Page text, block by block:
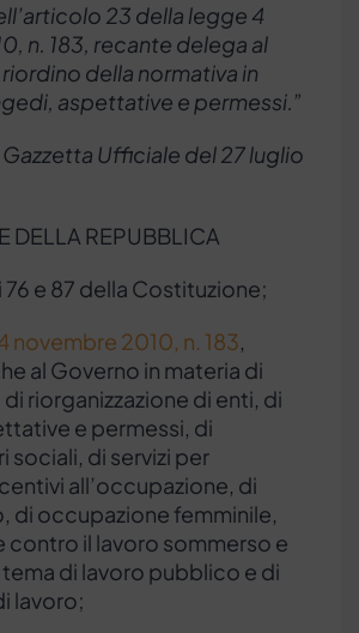
23 della legge 4
n. 183, recante delega al
della normativa in
aspettative e permessi.”
Ufficiale del 27 luglio
DELLA REPUBBLICA
e 87 della Costituzione;
novembre 2010, n. 183,
al Governo in materia di
riorganizzazione di enti, di
e permessi, di
sociali, di servizi per
all’occupazione, di
di occupazione femminile,
contro il lavoro sommerso e
di lavoro pubblico e di
lavoro;